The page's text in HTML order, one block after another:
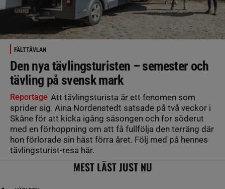
FÄLTTÄVLAN
Den nya tävlingsturisten – semester och
tävling på svensk mark
Reportage Att tävlingsturista är ett fenomen som
sprider sig. Aina Nordenstedt satsade på två veckor i
Skåne för att kicka igång säsongen och for söderut
med en förhoppning om att få fullfölja den terräng där
hon förlorade sin häst förra året. Följ med på hennes
tävlingsturist-resa här.
MEST LÄST JUST NU